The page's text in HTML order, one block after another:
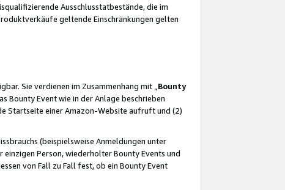
Ausschlusstatbestände, die im
geltende Einschränkungen gelten
Sie verdienen im Zusammenhang mit „ Bounty
Bounty Event wie in der Anlage beschrieben
Startseite einer Amazon-Website aufruft und (2)
(beispielsweise Anmeldungen unter
Person, wiederholter Bounty Events und
von Fall zu Fall fest, ob ein Bounty Event